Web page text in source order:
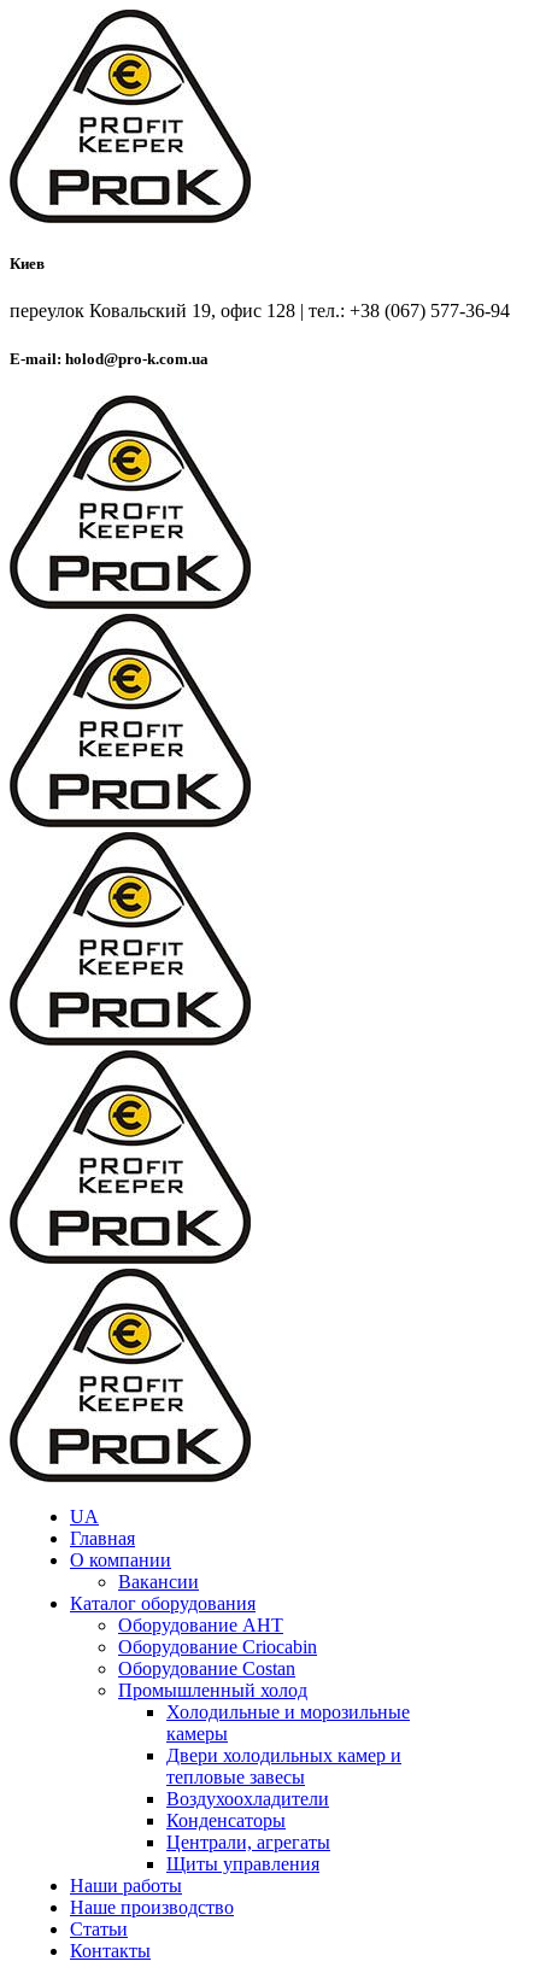
Киев
переулок Ковальский 19, офис 128 | тел.: +38 (067) 577-36-94
E-mail: holod@pro-k.com.ua
UA
Главная
О компании
Вакансии
Каталог оборудования
Оборудование AHT
Оборудование Criocabin
Оборудование Costan
Промышленный холод
Холодильные и морозильные
камеры
Двери холодильных камер и
тепловые завесы
Воздухоохладители
Конденсаторы
Централи, агрегаты
Щиты управления
Наши работы
Наше производство
Статьи
Контакты